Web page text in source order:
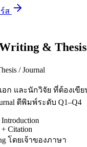
ส
&
/ Journal
อก และนักวิจัย ที่ต้องเขี
ตีพิมพ์ระดับ Q1–Q4
+ Citation
โดยเจ้าของภาษา